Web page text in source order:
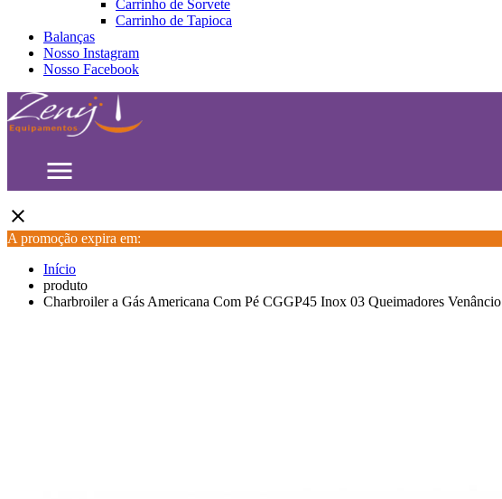
Carrinho de Sorvete
Carrinho de Tapioca
Balanças
Nosso Instagram
Nosso Facebook
menu
close
A promoção expira em:
Início
produto
Charbroiler a Gás Americana Com Pé CGGP45 Inox 03 Queimadores Venâncio